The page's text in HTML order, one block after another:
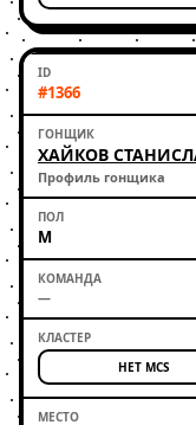
#1366
ХАЙКОВ
Профиль гонщика
М
—
НЕТ MCS